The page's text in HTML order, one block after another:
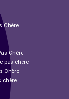
Chère
Chère
pas chère
Chère
chère